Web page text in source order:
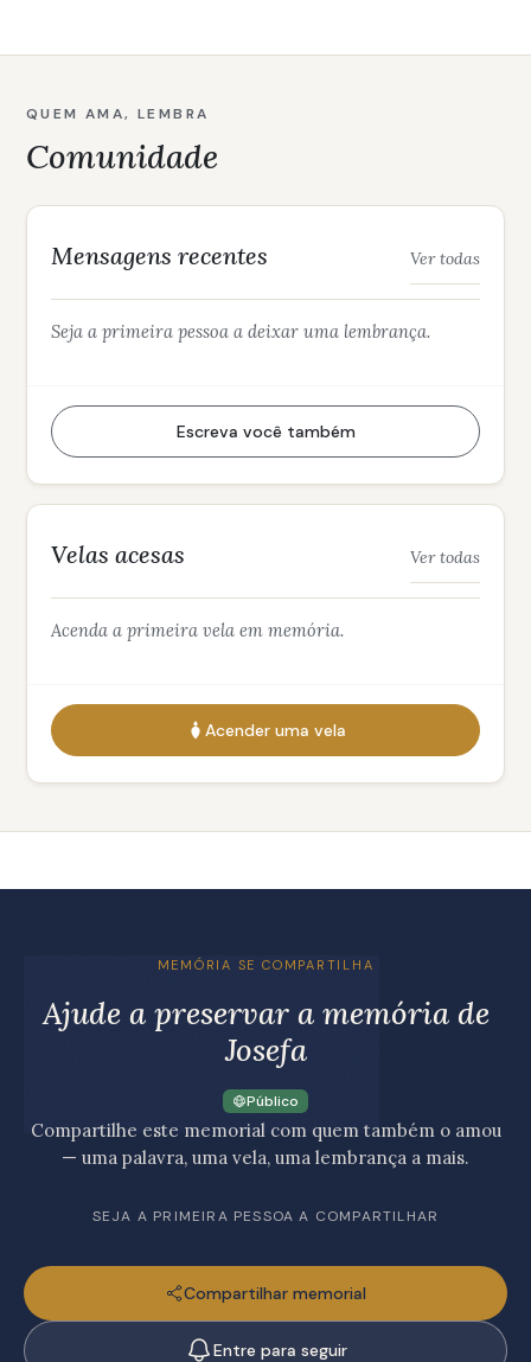
QUEM AMA, LEMBRA
Comunidade
Mensagens recentes Ver todas
Seja a primeira pessoa a deixar uma lembrança.
Escreva você também
Velas acesas Ver todas
Acenda a primeira vela em memória.
Acender uma vela
MEMÓRIA SE COMPARTILHA
Ajude a preservar a memória de
Josefa
Público
Compartilhe este memorial com quem também o amou
— uma palavra, uma vela, uma lembrança a mais.
SEJA A PRIMEIRA PESSOA A COMPARTILHAR
Compartilhar memorial
Entre para seguir